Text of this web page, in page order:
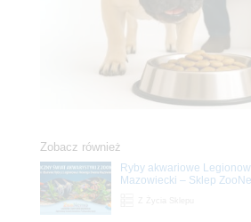
Zobacz również
Ryby akwariowe
Mazowiecki – Sklep